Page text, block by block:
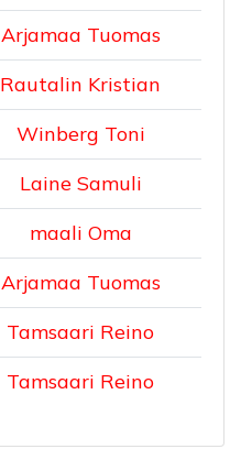
Arjamaa Tuomas
Rautalin Kristian
Winberg Toni
Laine Samuli
maali Oma
Arjamaa Tuomas
Tamsaari Reino
Tamsaari Reino